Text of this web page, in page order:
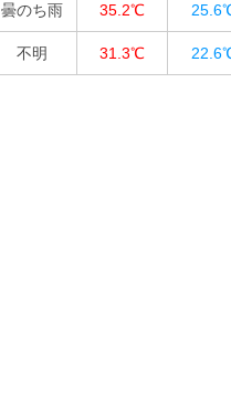
曇のち雨 35.2℃
不明 31.3℃